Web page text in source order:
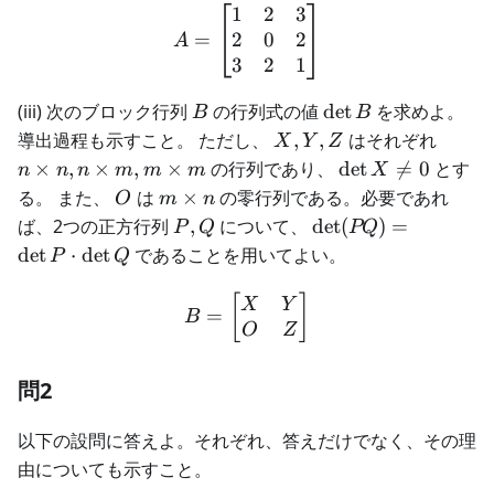
A = \begin{bmatrix} 1
A =
1
2
3
2
0
2
3
2
1
(iii) 次のブロック行列 B
Bの行列式の値 \det
B
detB を求めよ。
導出過程も示すこと。 ただし、
X,
Y,
Z
X , Y , Z はそれぞれ
\times
n, n
\times
n × n, n × m, m × m の行列であり、\det
X
\ne
0
detX 
= 0 とす
る。 また、 O
O は m
\times
n
m × n の零行列である。必要であれ
ば、2つの正方行列 P,
Q
P, Q について、 \det
(PQ)
det(PQ) =
detP ⋅ det Q であることを用いてよい。
B = \begin{bmatrix} X
B =
X
O
Y
Z
問2
以下の設問に答えよ。それぞれ、答えだけでなく、その理
由についても示すこと。